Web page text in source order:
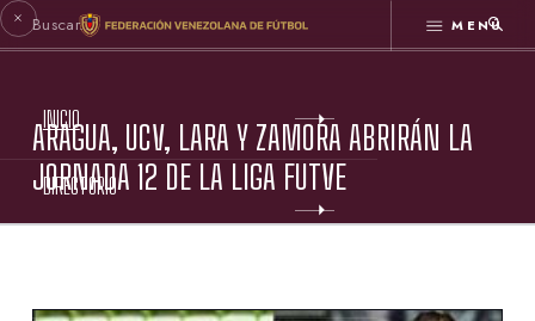
MENÚ
INICIO
DIRECTORIO
ARAGUA, UCV, LARA Y ZAMORA ABRIRÁN LA
JORNADA 12 DE LA LIGA FUTVE